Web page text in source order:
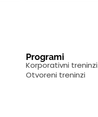
Programi
Korporativni treninzi
Otvoreni treninzi